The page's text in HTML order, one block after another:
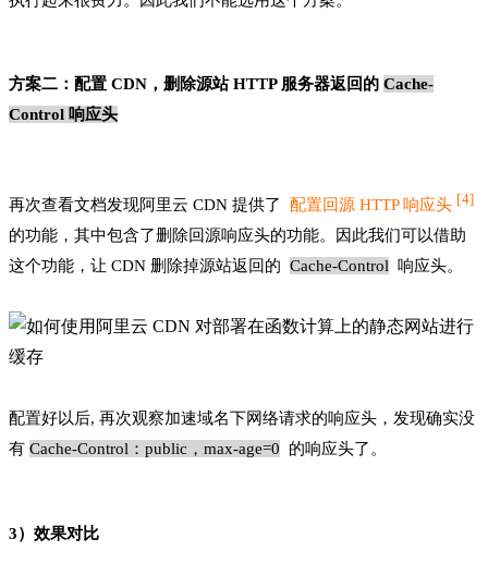
方案二：配置 CDN，删除源站 HTTP 服务器返回的 Cache-
Control 响应头
再次查看文档发现阿里云 CDN 提供了 配置回源 HTTP 响应头 [4]
的功能，其中包含了删除回源响应头的功能。因此我们可以借助
这个功能，让 CDN 删除掉源站返回的 Cache-Control 响应头。
配置好以后, 再次观察加速域名下网络请求的响应头，发现确实没
有 Cache-Control：public，max-age=0 的响应头了。
3）效果对比